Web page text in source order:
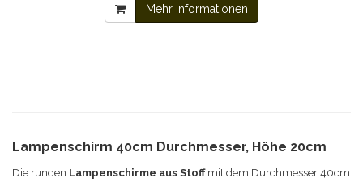
Mehr Informationen
Lampenschirm 40cm Durchmesser, Höhe 20cm
Die runden Lampenschirme aus Stoffmit dem Durchmesser 40cm